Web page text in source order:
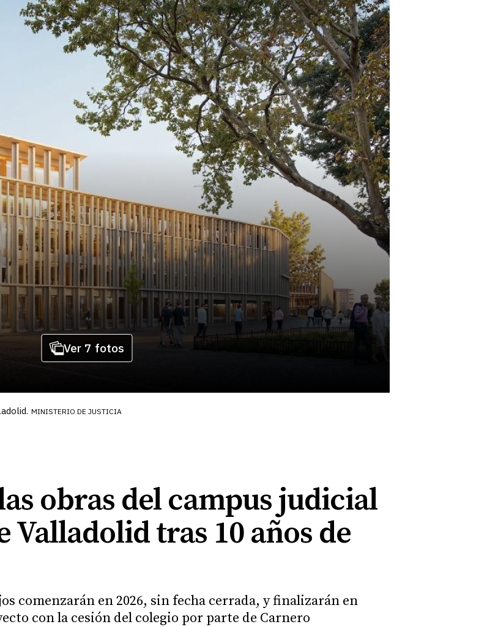
Ver 7 fotos
MINISTERIO DE JUSTICIA
obras del campus judicial
Valladolid tras 10 años de
comenzarán en 2026, sin fecha cerrada, y finalizarán en
con la cesión del colegio por parte de Carnero